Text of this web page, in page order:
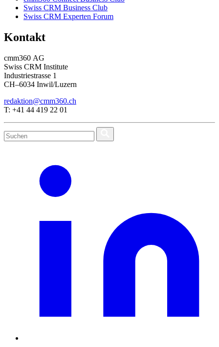
Swiss CRM Business Club
Swiss CRM Experten Forum
Kontakt
cmm360 AG
Swiss CRM Institute
Industriestrasse 1
CH–6034 Inwil/Luzern
redaktion@cmm360.ch
T: +41 44 419 22 01